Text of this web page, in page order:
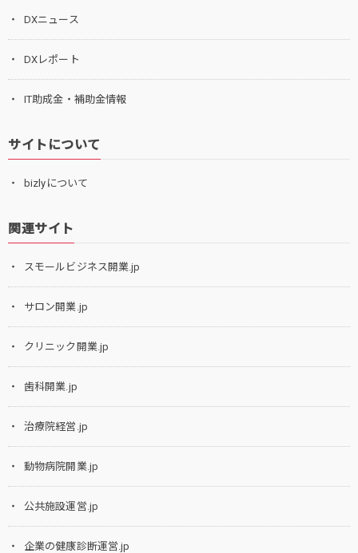
DXニュース
DXレポート
IT助成金・補助金情報
サイトについて
bizlyについて
関連サイト
スモールビジネス開業.jp
サロン開業.jp
クリニック開業.jp
歯科開業.jp
治療院経営.jp
動物病院開業.jp
公共施設運営.jp
企業の健康診断運営.jp